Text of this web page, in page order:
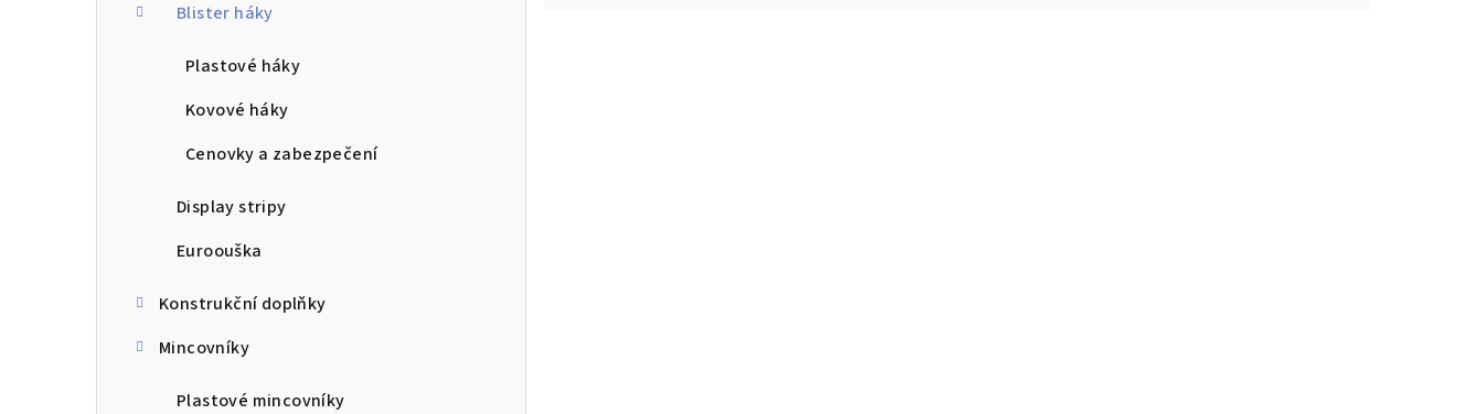
Blister háky
Plastové háky
Kovové háky
Cenovky a zabezpečení
Display stripy
Euroouška
Konstrukční doplňky
Mincovníky
Plastové mincovníky